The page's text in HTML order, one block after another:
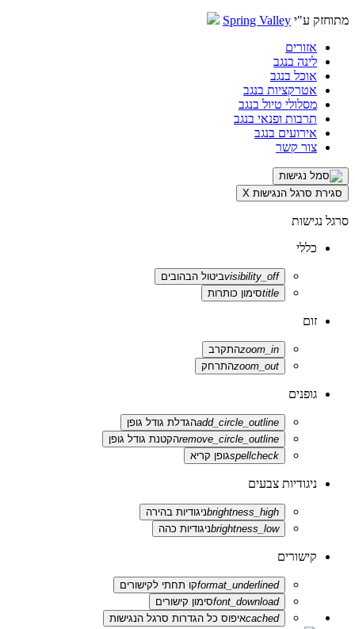
מתוחזק ע"י Spring Valley
אזורים
לינה בנגב
אוכל בנגב
אטרקציות בנגב
מסלולי טיול בנגב
תרבות ופנאי בנגב
אירועים בנגב
צור קשר
סגירת סרגל הנגישות X
סרגל נגישות
כללי
visibility_offביטול הבהובים
titleסימון כותרות
זום
zoom_inהתקרב
zoom_outהתרחק
גופנים
add_circle_outlineהגדלת גודל גופן
remove_circle_outlineהקטנת גודל גופן
spellcheckגופן קריא
ניגודיות צבעים
brightness_highניגודיות בהירה
brightness_lowניגודיות כהה
קישורים
format_underlinedקו תחתי לקישורים
font_downloadסימון קישורים
cachedאיפוס כל הגדרות סרגל הנגישות